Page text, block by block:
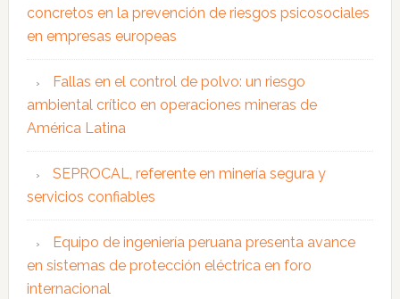
concretos en la prevención de riesgos psicosociales
en empresas europeas
Fallas en el control de polvo: un riesgo
ambiental crítico en operaciones mineras de
América Latina
SEPROCAL, referente en minería segura y
servicios confiables
Equipo de ingeniería peruana presenta avance
en sistemas de protección eléctrica en foro
internacional